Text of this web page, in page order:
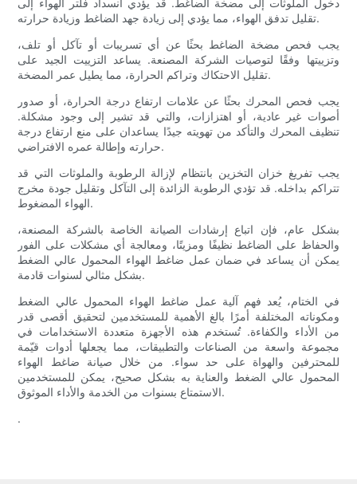
دخول الملوثات إلى مضخة الضاغط. قد يؤدي انسداد فلتر الهواء إلى
تقليل تدفق الهواء، مما يؤدي إلى زيادة جهد الضاغط وزيادة حرارته.
يجب فحص مضخة الضاغط بحثًا عن أي تسريبات أو تآكل أو تلف،
وتزييتها وفقًا لتوصيات الشركة المصنعة. يساعد التزييت الجيد على
تقليل الاحتكاك وتراكم الحرارة، مما يطيل عمر المضخة.
يجب فحص المحرك بحثًا عن علامات ارتفاع درجة الحرارة، أو صدور
أصوات غير عادية، أو اهتزازات، والتي قد تشير إلى وجود مشكلة.
تنظيف المحرك والتأكد من تهويته جيدًا يساعدان على منع ارتفاع درجة
حرارته وإطالة عمره الافتراضي.
يجب تفريغ خزان التخزين بانتظام لإزالة الرطوبة والملوثات التي قد
تتراكم بداخله. قد تؤدي الرطوبة الزائدة إلى التآكل وتقليل جودة مخرج
الهواء المضغوط.
بشكل عام، فإن اتباع إرشادات الصيانة الخاصة بالشركة المصنعة،
والحفاظ على الضاغط نظيفًا ومزيتًا، ومعالجة أي مشكلات على الفور
يمكن أن يساعد في ضمان عمل ضاغط الهواء المحمول عالي الضغط
بشكل مثالي لسنوات قادمة.
في الختام، يُعد فهم آلية عمل ضاغط الهواء المحمول عالي الضغط
ومكوناته المختلفة أمرًا بالغ الأهمية للمستخدمين لتحقيق أقصى قدر
من الأداء والكفاءة. تُستخدم هذه الأجهزة متعددة الاستخدامات في
مجموعة واسعة من الصناعات والتطبيقات، مما يجعلها أدوات قيّمة
للمحترفين والهواة على حد سواء. من خلال صيانة ضاغط الهواء
المحمول عالي الضغط والعناية به بشكل صحيح، يمكن للمستخدمين
الاستمتاع بسنوات من الخدمة والأداء الموثوق.
.